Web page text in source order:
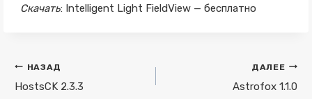
Скачать: Intelligent Light FieldView — бесплатно
Навигация
по
НАЗАД
HostsCK 2.3.3
ДАЛЕЕ
Astrofox 1.1.0